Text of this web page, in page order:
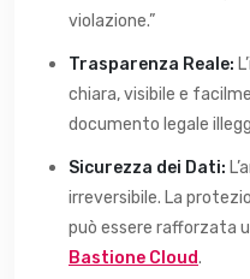
violazione.”
Trasparenza Reale:
chiara, visibile e
documento legale
Sicurezza dei Dati:
irreversibile. La
può essere rafforzata
Bastione Cloud.